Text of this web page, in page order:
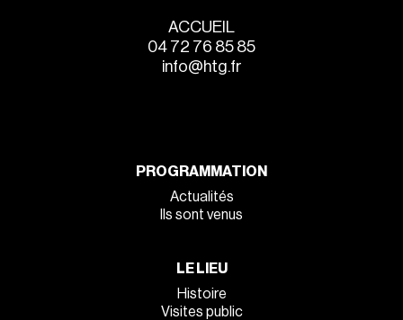
ACCUEIL
04 72 76 85 85
info@htg.fr
PROGRAMMATION
Actualités
Ils sont venus
LE LIEU
Histoire
Visites public